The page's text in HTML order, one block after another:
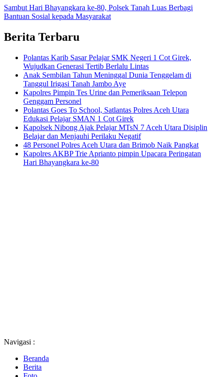
Sambut Hari Bhayangkara ke-80, Polsek Tanah Luas Berbagi
Bantuan Sosial kepada Masyarakat
Berita Terbaru
Polantas Karib Sasar Pelajar SMK Negeri 1 Cot Girek,
Wujudkan Generasi Tertib Berlalu Lintas
Anak Sembilan Tahun Meninggal Dunia Tenggelam di
Tanggul Irigasi Tanah Jambo Aye
Kapolres Pimpin Tes Urine dan Pemeriksaan Telepon
Genggam Personel
Polantas Goes To School, Satlantas Polres Aceh Utara
Edukasi Pelajar SMAN 1 Cot Girek
Kapolsek Nibong Ajak Pelajar MTsN 7 Aceh Utara Disiplin
Belajar dan Menjauhi Perilaku Negatif
48 Personel Polres Aceh Utara dan Brimob Naik Pangkat
Kapolres AKBP Trie Aprianto pimpin Upacara Peringatan
Hari Bhayangkara ke-80
Navigasi :
Beranda
Berita